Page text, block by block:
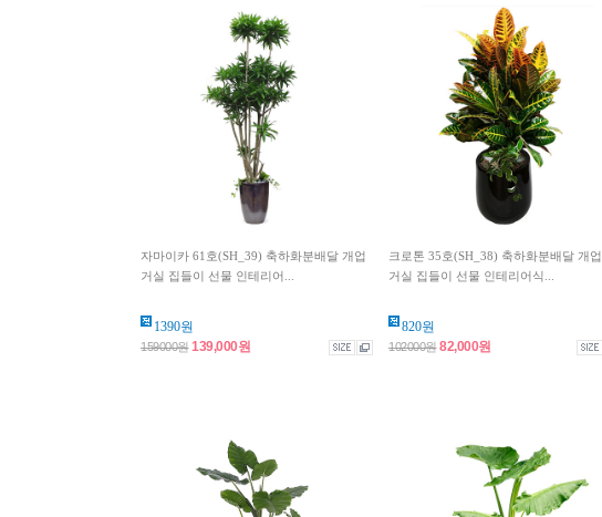
자마이카 61호(SH_39) 축하화분배달 개업
거실 집들이 선물 인테리어...
1390원
159000원139,000원
크로톤 35호(SH_38) 축하화분배달 개업
거실 집들이 선물 인테리어식...
820원
102000원82,000원